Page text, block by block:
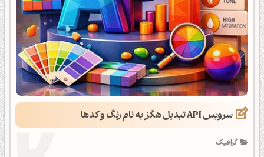
سرویس API تبدیل هگز به نام رنگ و کدها
گرافیک